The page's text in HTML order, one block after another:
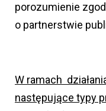
porozumienie
o partnerstwie
W ramach
następujące typy